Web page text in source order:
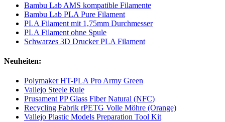
Bambu Lab AMS kompatible Filamente
Bambu Lab PLA Pure Filament
PLA Filament mit 1,75mm Durchmesser
PLA Filament ohne Spule
Schwarzes 3D Drucker PLA Filament
Neuheiten:
Polymaker HT-PLA Pro Army Green
Vallejo Steele Rule
Prusament PP Glass Fiber Natural (NFC)
Recycling Fabrik rPETG Volle Möhre (Orange)
Vallejo Plastic Models Preparation Tool Kit